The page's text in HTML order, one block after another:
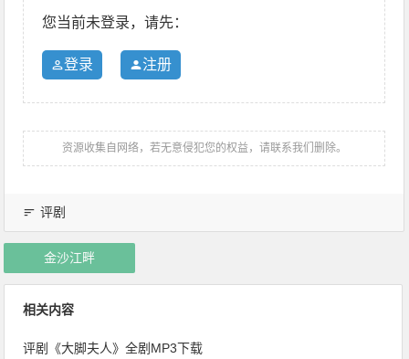
您当前未登录，请先：
登录 注册
资源收集自网络，若无意侵犯您的权益，请联系我们删除。
评剧
金沙江畔
相关内容
评剧《大脚夫人》全剧MP3下载